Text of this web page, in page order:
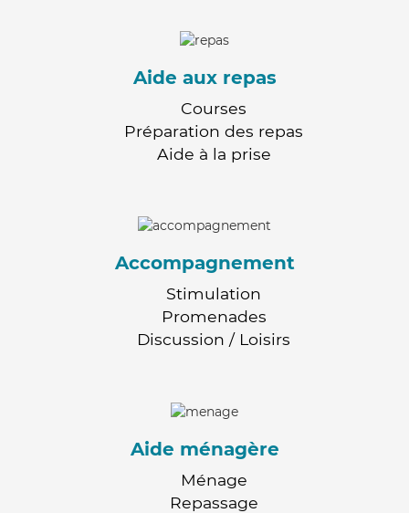
Aide aux repas
Courses
Préparation des repas
Aide à la prise
Accompagnement
Stimulation
Promenades
Discussion / Loisirs
Aide ménagère
Ménage
Repassage